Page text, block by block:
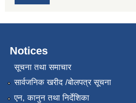
Notices
सूचना तथा समाचार
सार्वजनिक खरीद /बोलपत्र सूचना
एन, कानुन तथा निर्देशिका